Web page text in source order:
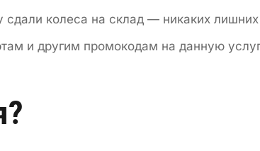
сдали колеса на склад — никаких лишних
и другим промокодам на данную